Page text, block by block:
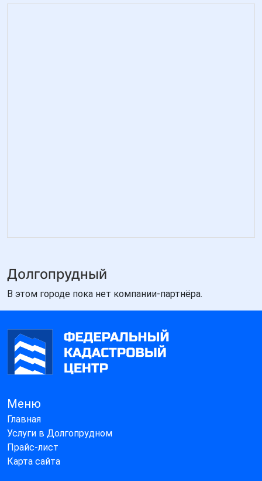
Долгопрудный
В этом городе пока нет компании-партнёра.
Меню
Главная
Услуги в Долгопрудном
Прайс-лист
Карта сайта